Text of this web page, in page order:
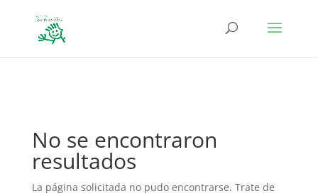
No se encontraron
resultados
La página solicitada no pudo encontrarse. Trate de